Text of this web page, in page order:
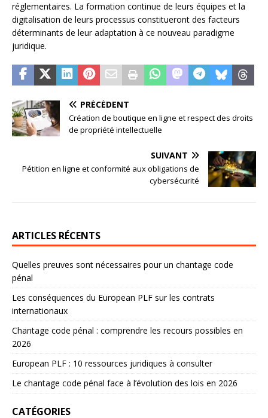
réglementaires. La formation continue de leurs équipes et la
digitalisation de leurs processus constitueront des facteurs
déterminants de leur adaptation à ce nouveau paradigme
juridique.
PRÉCÉDENT
Création de boutique en ligne et respect des droits
de propriété intellectuelle
SUIVANT
Pétition en ligne et conformité aux obligations de
cybersécurité
ARTICLES RÉCENTS
Quelles preuves sont nécessaires pour un chantage code
pénal
Les conséquences du European PLF sur les contrats
internationaux
Chantage code pénal : comprendre les recours possibles en
2026
European PLF : 10 ressources juridiques à consulter
Le chantage code pénal face à l’évolution des lois en 2026
CATÉGORIES